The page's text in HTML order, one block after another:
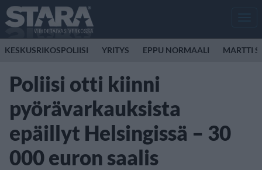
KESKUSRIKOSPOLIISI YRITYS EPPU NORMAALI MARTTI
Poliisi otti kiinni
pyörävarkauksista
epäillyt Helsingissä – 30
000 euron saalis